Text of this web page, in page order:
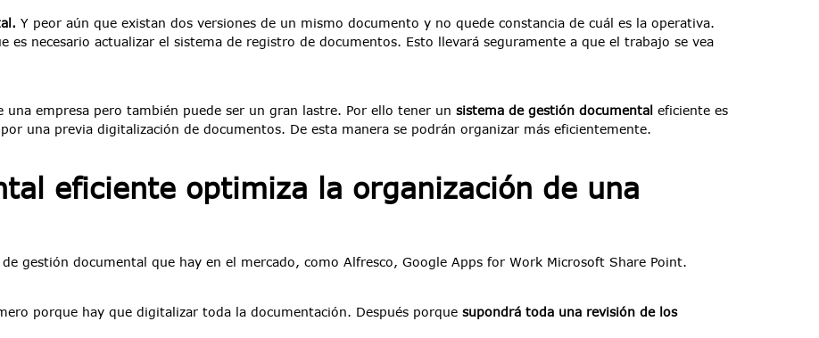
Y peor aún que existan dos versiones de un mismo documento y no quede constancia de cuál es la operativa.
es necesario actualizar el sistema de registro de documentos. Esto llevará seguramente a que el trabajo se vea
empresa pero también puede ser un gran lastre. Por ello tener un sistema de gestión documental eficiente es
una previa digitalización de documentos. De esta manera se podrán organizar más eficientemente.
eficiente optimiza la organización de una
gestión documental que hay en el mercado, como Alfresco, Google Apps for Work Microsoft Share Point.
porque hay que digitalizar toda la documentación. Después porque supondrá toda una revisión de los